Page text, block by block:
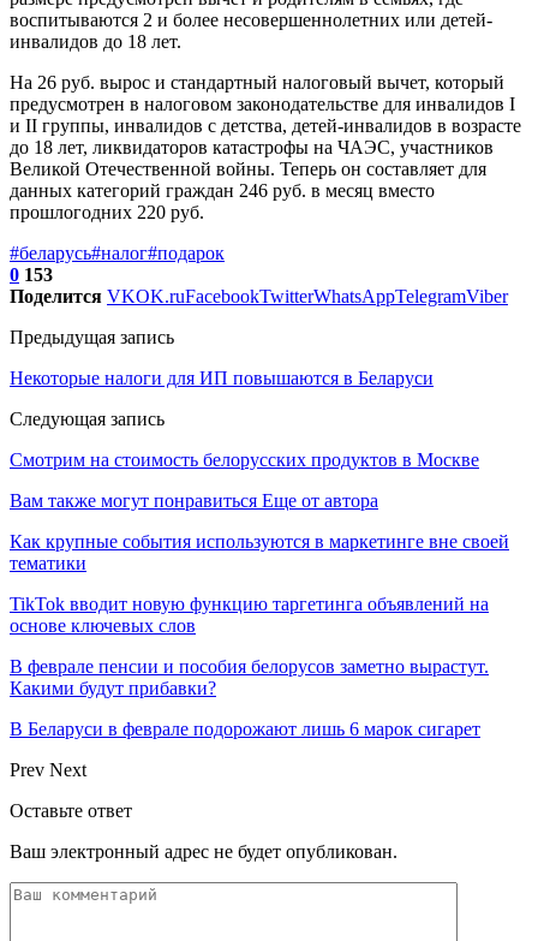
воспитываются 2 и более несовершеннолетних или детей-
инвалидов до 18 лет.
На 26 руб. вырос и стандартный налоговый вычет, который
предусмотрен в налоговом законодательстве для инвалидов I
и II группы, инвалидов с детства, детей-инвалидов в возрасте
до 18 лет, ликвидаторов катастрофы на ЧАЭС, участников
Великой Отечественной войны. Теперь он составляет для
данных категорий граждан 246 руб. в месяц вместо
прошлогодних 220 руб.
#беларусь#налог#подарок
0 153
Поделится VKOK.ruFacebookTwitterWhatsAppTelegramViber
Предыдущая запись
Некоторые налоги для ИП повышаются в Беларуси
Следующая запись
Смотрим на стоимость белорусских продуктов в Москве
Вам также могут понравиться Еще от автора
Как крупные события используются в маркетинге вне своей
тематики
TikTok вводит новую функцию таргетинга объявлений на
основе ключевых слов
В феврале пенсии и пособия белорусов заметно вырастут.
Какими будут прибавки?
В Беларуси в феврале подорожают лишь 6 марок сигарет
Prev Next
Оставьте ответ
Ваш электронный адрес не будет опубликован.